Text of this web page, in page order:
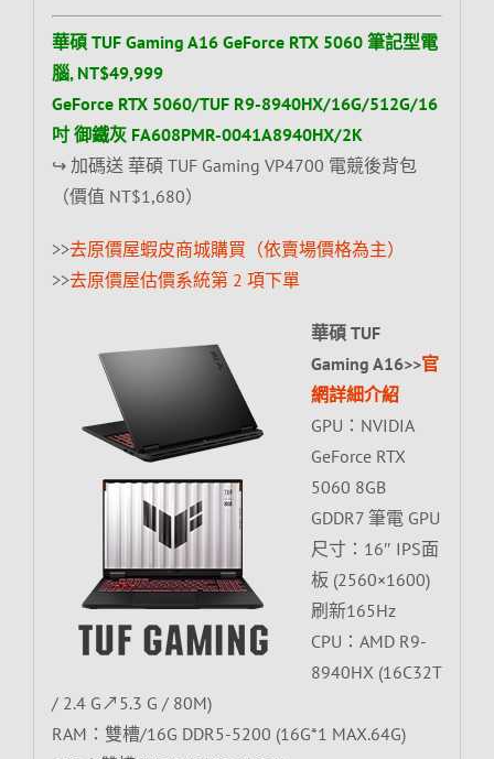
華碩 TUF Gaming A16 GeForce RTX 5060 筆記型電
腦, NT$49,999
GeForce RTX 5060/TUF R9-8940HX/16G/512G/16
吋 御鐵灰 FA608PMR-0041A8940HX/2K
↪ 加碼送 華碩 TUF Gaming VP4700 電競後背包
（價值 NT$1,680）
>>去原價屋蝦皮商城購買（依賣場價格為主）
>>去原價屋估價系統第 2 項下單
華碩 TUF
Gaming A16>>官
網詳細介紹
GPU：NVIDIA
GeForce RTX
5060 8GB
GDDR7 筆電 GPU
尺寸：16″ IPS面
板 (2560×1600)
刷新165Hz
CPU：AMD R9-
8940HX (16C32T
/ 2.4 G↗5.3 G / 80M)
RAM：雙槽/16G DDR5-5200 (16G*1 MAX.64G)